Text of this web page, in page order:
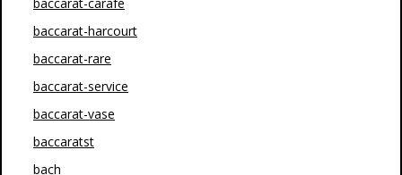
baccarat-harcourt
baccarat-rare
baccarat-service
baccarat-vase
baccaratst
bach